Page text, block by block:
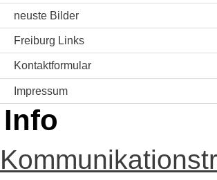
neuste Bilder
Freiburg Links
Kontaktformular
Impressum
Info